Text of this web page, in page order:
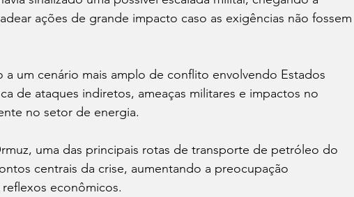
ações de grande impacto caso as exigências não fossem
um cenário mais amplo de conflito envolvendo Estados
de ataques indiretos, ameaças militares e impactos no
no setor de energia.
uma das principais rotas de transporte de petróleo do
centrais da crise, aumentando a preocupação
econômicos.